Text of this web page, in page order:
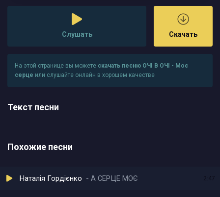
Слушать Скачать
На этой странице вы можете скачать песню ОЧІ В ОЧІ - Моє
серце или слушайте онлайн в хорошем качестве
Текст песни
Похожие песни
Наталія Гордієнко А СЕРЦЕ МОЄ 2:47